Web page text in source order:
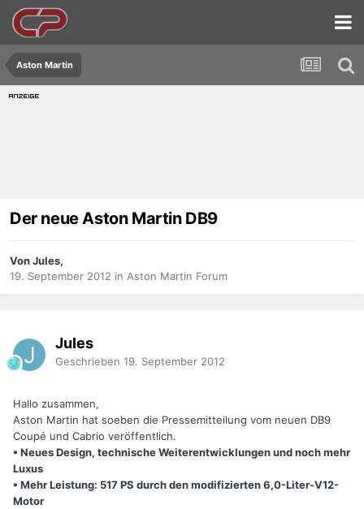
Aston Martin
Der neue Aston Martin DB9
Von Jules,
19. September 2012 in Aston Martin Forum
Jules
Geschrieben 19. September 2012
Hallo zusammen,
Aston Martin hat soeben die Pressemitteilung vom neuen DB9
Coupé und Cabrio veröffentlich.
• Neues Design, technische Weiterentwicklungen und noch mehr
Luxus
• Mehr Leistung: 517 PS durch den modifizierten 6,0-Liter-V12-
Motor